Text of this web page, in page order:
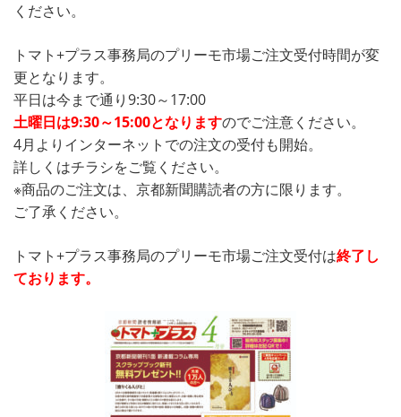
ください。
トマト+プラス事務局のプリーモ市場ご注文受付時間が変
更となります。
平日は今まで通り9:30～17:00
土曜日は9:30～15:00となりますのでご注意ください。
4月よりインターネットでの注文の受付も開始。
詳しくはチラシをご覧ください。
※商品のご注文は、京都新聞購読者の方に限ります。
ご了承ください。
トマト+プラス事務局のプリーモ市場ご注文受付は終了し
ております。